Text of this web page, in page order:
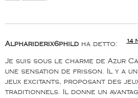
Alphariderix6phild ha detto: 14
Je suis sous le charme de Azur
une sensation de frisson. Il y a
jeux excitants, proposant des
traditionnels. Il donne un